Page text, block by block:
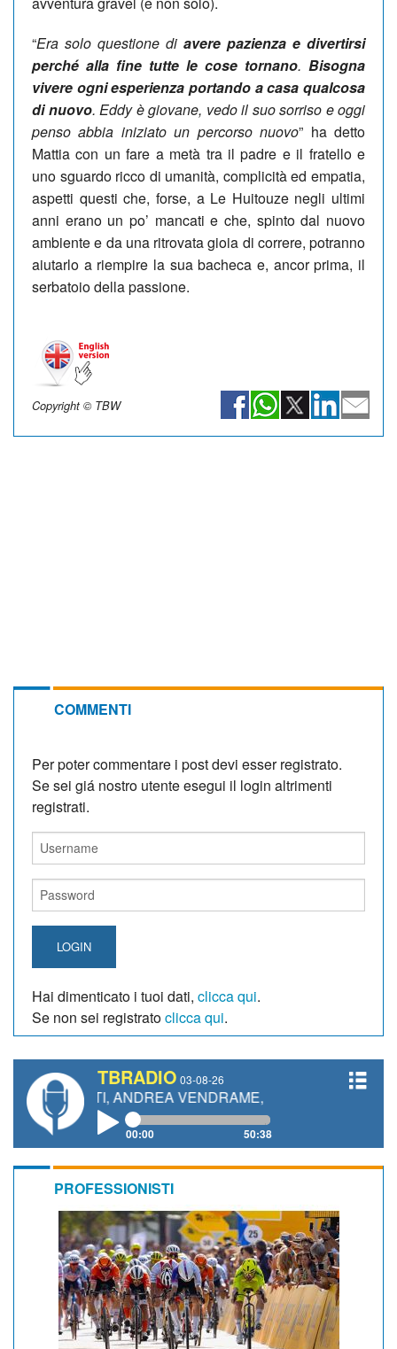
“Era solo questione di avere pazienza e divertirsi
perché alla fine tutte le cose tornano. Bisogna
vivere ogni esperienza portando a casa qualcosa
di nuovo. Eddy è giovane, vedo il suo sorriso e oggi
penso abbia iniziato un percorso nuovo” ha detto
Mattia con un fare a metà tra il padre e il fratello e
uno sguardo ricco di umanità, complicità ed empatia,
aspetti questi che, forse, a Le Huitouze negli ultimi
anni erano un po’ mancati e che, spinto dal nuovo
ambiente e da una ritrovata gioia di correre, potranno
aiutarlo a riempire la sua bacheca e, ancor prima, il
serbatoio della passione.
Copyright © TBW
COMMENTI
Per poter commentare i post devi esser registrato.
Se sei giá nostro utente esegui il login altrimenti
registrati.
LOGIN
Hai dimenticato i tuoi dati, clicca qui.
Se non sei registratoclicca qui.
TBRADIO 03-08-26
ANDREA VENDRAME, FILIPPO FIORELLI
00:00 50:38
PROFESSIONISTI